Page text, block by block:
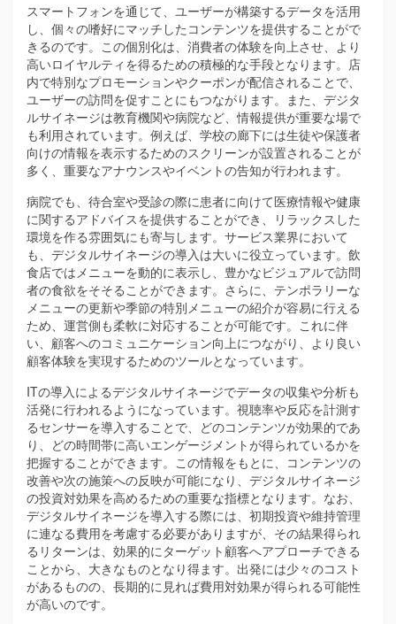
スマートフォンを通じて、ユーザーが構築するデータを活用
し、個々の嗜好にマッチしたコンテンツを提供することがで
きるのです。この個別化は、消費者の体験を向上させ、より
高いロイヤルティを得るための積極的な手段となります。店
内で特別なプロモーションやクーポンが配信されることで、
ユーザーの訪問を促すことにもつながります。また、デジタ
ルサイネージは教育機関や病院など、情報提供が重要な場で
も利用されています。例えば、学校の廊下には生徒や保護者
向けの情報を表示するためのスクリーンが設置されることが
多く、重要なアナウンスやイベントの告知が行われます。
病院でも、待合室や受診の際に患者に向けて医療情報や健康
に関するアドバイスを提供することができ、リラックスした
環境を作る雰囲気にも寄与します。サービス業界において
も、デジタルサイネージの導入は大いに役立っています。飲
食店ではメニューを動的に表示し、豊かなビジュアルで訪問
者の食欲をそそることができます。さらに、テンポラリーな
メニューの更新や季節の特別メニューの紹介が容易に行える
ため、運営側も柔軟に対応することが可能です。これに伴
い、顧客へのコミュニケーション向上につながり、より良い
顧客体験を実現するためのツールとなっています。
ITの導入によるデジタルサイネージでデータの収集や分析も
活発に行われるようになっています。視聴率や反応を計測す
るセンサーを導入することで、どのコンテンツが効果的であ
り、どの時間帯に高いエンゲージメントが得られているかを
把握することができます。この情報をもとに、コンテンツの
改善や次の施策への反映が可能になり、デジタルサイネージ
の投資対効果を高めるための重要な指標となります。なお、
デジタルサイネージを導入する際には、初期投資や維持管理
に連なる費用を考慮する必要がありますが、その結果得られ
るリターンは、効果的にターゲット顧客へアプローチできる
ことから、大きなものとなり得ます。出発には少々のコスト
があるものの、長期的に見れば費用対効果が得られる可能性
が高いのです。